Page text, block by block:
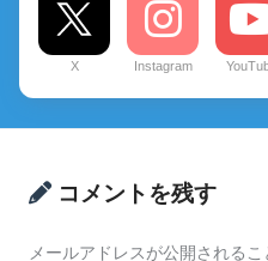
X Instagram
コメントを残す
メールアドレスが公開されるこ